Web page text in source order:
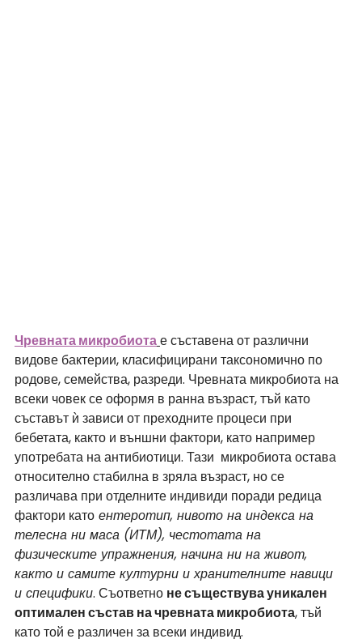
Чревната микробиотае съставена от различни
видове бактерии, класифицирани таксономично по
родове, семейства, разреди. Чревната микробиота на
всеки човек се оформя в ранна възраст, тъй като
съставът ѝ зависи от преходните процеси при
бебетата, както и външни фактори, като например
употребата на антибиотици. Тази  микробиота остава
относително стабилна в зряла възраст, но се
различава при отделните индивиди поради редица
фактори като ентеротип, нивото на индекса на
телесна ни маса (ИТМ), честотата на
физическите упражнения, начина ни на живот,
както и самите културни и хранителните навици
и специфики. Съответно не съществува уникален
оптимален състав на чревната микробиота, тъй
като той е различен за всеки индивид.